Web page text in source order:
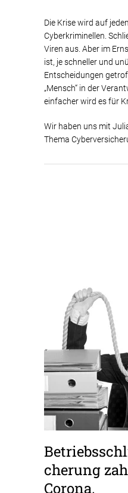
Die Krise wird auf
Cyberkriminellen.
Viren aus. Aber im
ist, je schneller und
Entscheidungen
„Mensch“ in der
einfacher wird es für
Wir haben uns mit
Thema
cherung
Corona.